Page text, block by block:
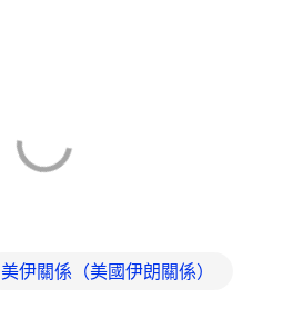
美伊關係（美國伊朗關係）